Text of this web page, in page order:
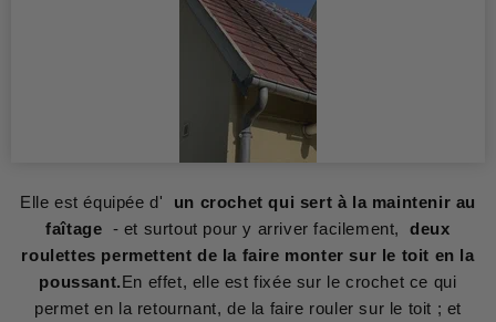
Elle est équipée d' un crochet qui sert à la maintenir au
faîtage - et surtout pour y arriver facilement,deux
roulettes permettent de la faire monter sur le toit en la
poussant.En effet, elle est fixée sur le crochet ce qui
permet en la retournant, de la faire rouler sur le toit ; et